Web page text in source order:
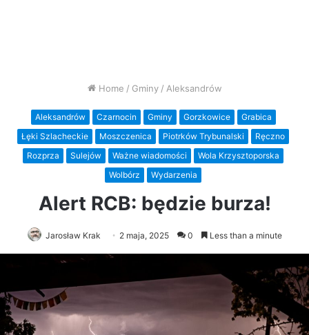
Home / Gminy / Aleksandrów
Aleksandrów Czarnocin Gminy Gorzkowice
Grabica
Łęki Szlacheckie
Moszczenica Piotrków Trybunalski
Ręczno
Rozprza
Sulejów Ważne wiadomości
Wola Krzysztoporska
Wolbórz
Wydarzenia
Alert RCB: będzie burza!
Jarosław Krak 2 maja, 2025 0 Less than a minute